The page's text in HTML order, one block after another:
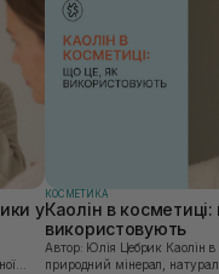
у
КОСМЕТИКА
Каолін в
використовують
Автор: Юлія Цебрик Каолін в косметології – це
природний мінерал,